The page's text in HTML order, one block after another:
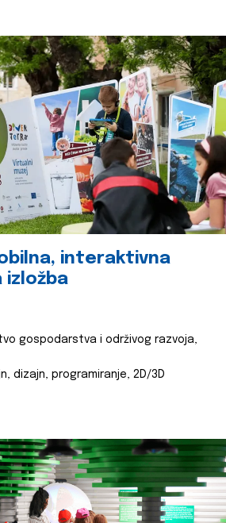
interaktivna
izložba
gospodarstva i održivog razvoja,
dizajn, programiranje, 2D/3D